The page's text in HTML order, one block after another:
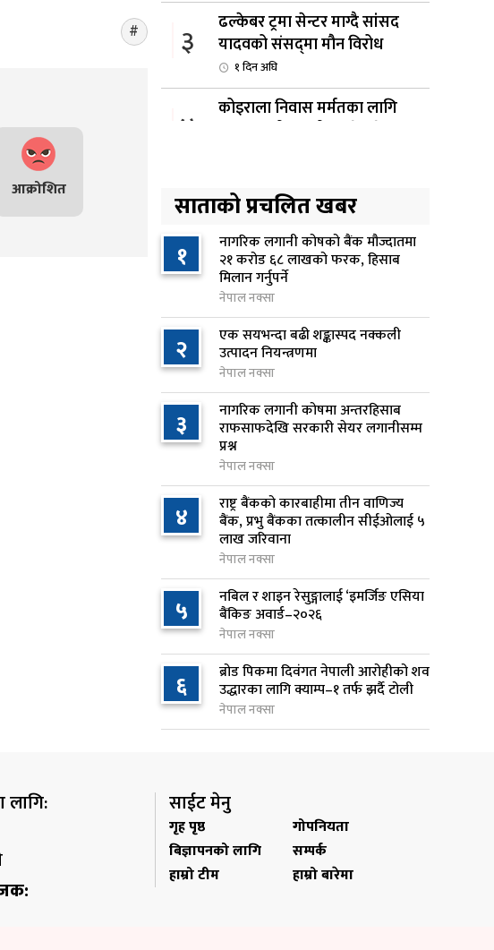
आक्रोशित
३
ढल्केबर ट्रमा सेन्टर माग्दै सांसद
यादवको संसद्‌मा मौन विरोध
१ दिन अघि
४
कोइराला निवास मर्मतका लागि
५
रूकुम पश्चिममा प्रहरीको गाडीले
मोटरसाइकललाई ठक्कर दिँदा
किशोरको मृत्यु
१ दिन अघि
६
प्रतिनिधिसभा बैठक बस्दै , पाँच
विधेयक र प्रतिवेदन प्रस्तुत हुने
१ दिन अघि
७
आज बस्ने भनिएको राष्ट्रिय सभाको
बैठक बुधबारका लागि सर्‍यो
१ दिन अघि
८
वीरगञ्जमा ट्यांकरको सिल खोलेर तेल
निकाल्ने सात जना रंगेहात पक्राउ
१ दिन अघि
९
जन्मसिद्ध नागरिकता कडा बनाउने
ट्रम्पको नयाँ प्रयास, दुई कार्यकारी
आदेश जारी
१ दिन अघि
१०
राप्रपाको निर्णय: बागमती प्रदेश
सरकारमा सहभागी नहुने
साताको प्रचलित खबर
१ नागरिक लगानी कोषको बैंक मौज्दातमा
२१ करोड ६८ लाखको फरक, हिसाब
मिलान गर्नुपर्ने
नेपाल नक्सा
२ एक सयभन्दा बढी शङ्कास्पद नक्कली
उत्पादन नियन्त्रणमा
नेपाल नक्सा
३ नागरिक लगानी कोषमा अन्तरहिसाब
राफसाफदेखि सरकारी सेयर लगानीसम्म
प्रश्न
नेपाल नक्सा
४ राष्ट्र बैंकको कारबाहीमा तीन वाणिज्य
बैंक, प्रभु बैंकका तत्कालीन सीईओलाई ५
लाख जरिवाना
नेपाल नक्सा
५ नबिल र शाइन रेसुङ्गालाई ‘इमर्जिङ एसिया
बैंकिङ अवार्ड–२०२६
नेपाल नक्सा
६ ब्रोड पिकमा दिवंगत नेपाली आरोहीको शव
उद्धारका लागि क्याम्प–१ तर्फ झर्दै टोली
नेपाल नक्सा
लागि:
साईट मेनु
गृह पृष्ठ
गोपनियता
बिज्ञापनको लागि
सम्पर्क
हाम्रो टीम
हाम्रो बारेमा